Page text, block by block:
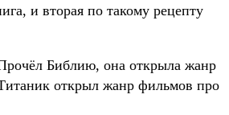
и вторая по такому рецепту
Библию, она открыла жанр
открыл жанр фильмов про